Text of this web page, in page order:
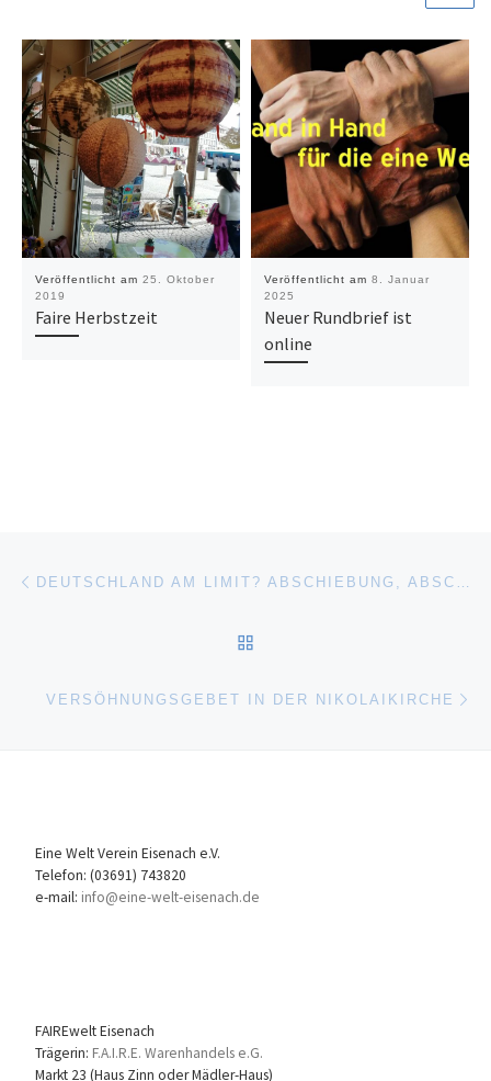
Veröffentlicht am 25. Oktober
2019
Faire Herbstzeit
Veröffentlicht am 8. Januar
2025
Neuer Rundbrief ist
online
Beitragsnavigation
VERSÖHNUNGSGEBET IN DER NIKOLAIKIRCHE
Eine Welt Verein Eisenach e.V.
Telefon: (03691) 743820
e-mail: info@eine-welt-eisenach.de
FAIREwelt Eisenach
Trägerin: F.A.I.R.E. Warenhandels e.G.
Markt 23 (Haus Zinn oder Mädler-Haus)